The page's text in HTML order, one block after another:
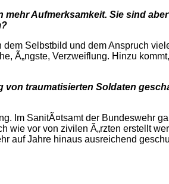
Aufmerksamkeit. Sie sind
Selbstbild und dem Anspruch
Ã„ngste, Verzweiflung. Hinzu
traumatisierten Soldaten
Im SanitÃ¤tsamt der Bundeswehr
vor von zivilen Ã„rzten erstellt
auf Jahre hinaus ausreichend